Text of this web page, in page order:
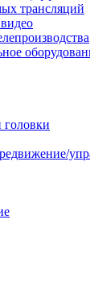
трансляций